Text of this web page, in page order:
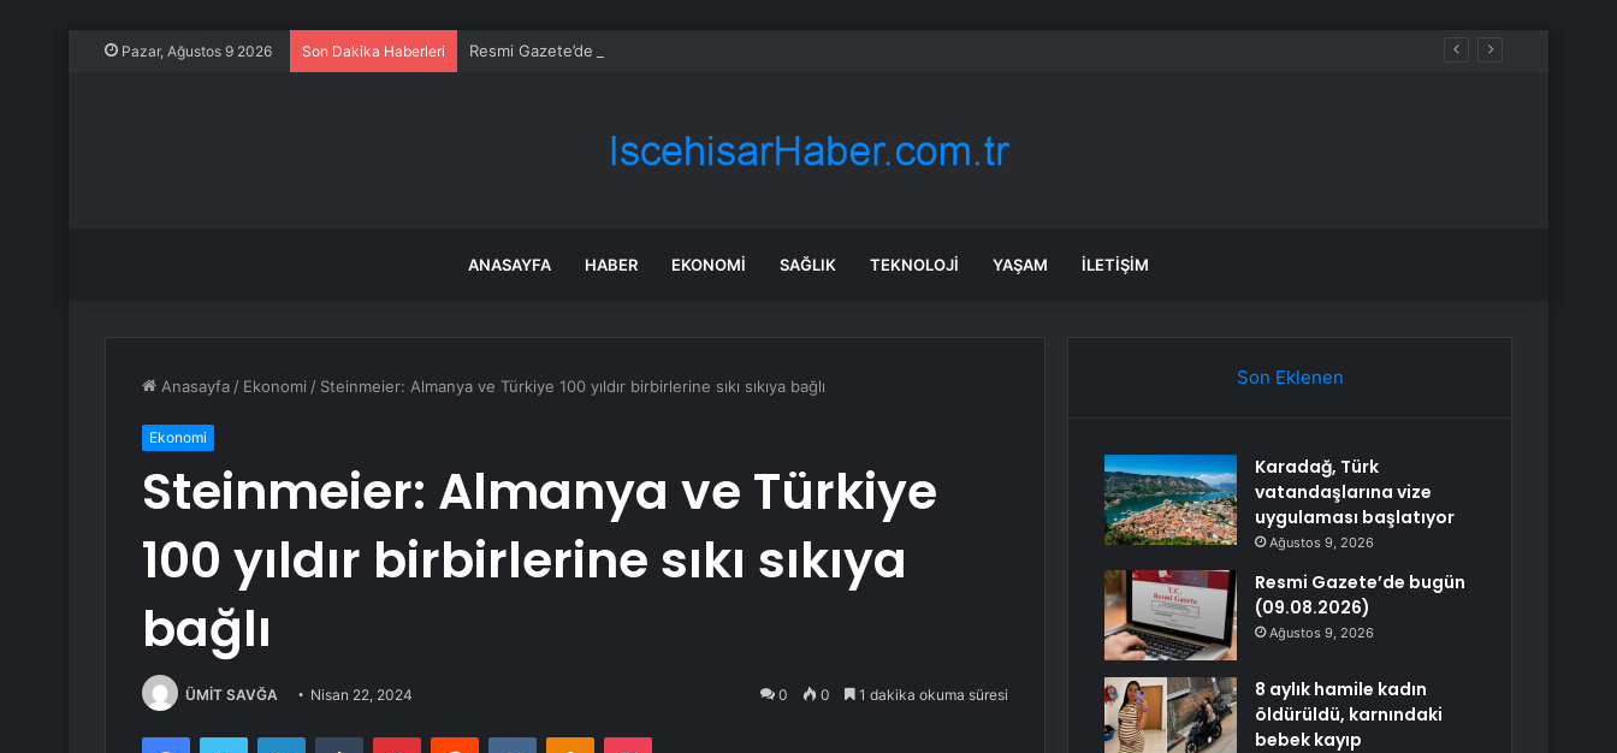
Pazar, Ağustos 9 2026 Son Dakika Haberleri Resmi Gazete’de bugün (09.08.2026)
ANASAYFA HABER EKONOMI SAĞLIK TEKNOLOJI YAŞAM İLETIŞIM
Anasayfa / Ekonomi / Steinmeier: Almanya ve Türkiye 100 yıldır birbirlerine sıkı sıkıya bağlı
Ekonomi
Steinmeier: Almanya ve Türkiye
100 yıldır birbirlerine sıkı sıkıya
bağlı
ÜMİT SAVĞA Nisan 22, 2024 0 0 1 dakika okuma süresi
FacebookTwitter LinkedInTumblr PinterestReddit VKontakteOdnoklassniki
Pocket
Son Eklenen
Karadağ, Türk
vatandaşlarına vize
uygulaması başlatıyor
Ağustos 9, 2026
Resmi Gazete’de bugün
(09.08.2026)
Ağustos 9, 2026
8 aylık hamile kadın
öldürüldü, karnındaki
bebek kayıp